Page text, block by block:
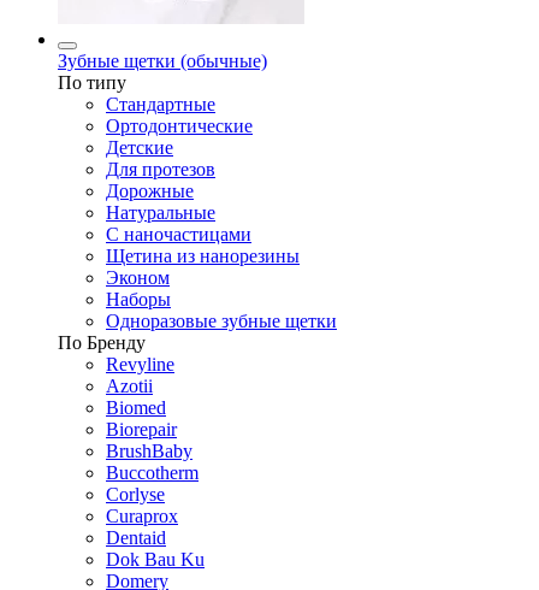
Зубные щетки (обычные)
По типу
Стандартные
Ортодонтические
Детские
Для протезов
Дорожные
Натуральные
С наночастицами
Щетина из нанорезины
Эконом
Наборы
Одноразовые зубные щетки
По Бренду
Revyline
Azotii
Biomed
Biorepair
BrushBaby
Buccotherm
Corlyse
Curaprox
Dentaid
Dok Bau Ku
Domery